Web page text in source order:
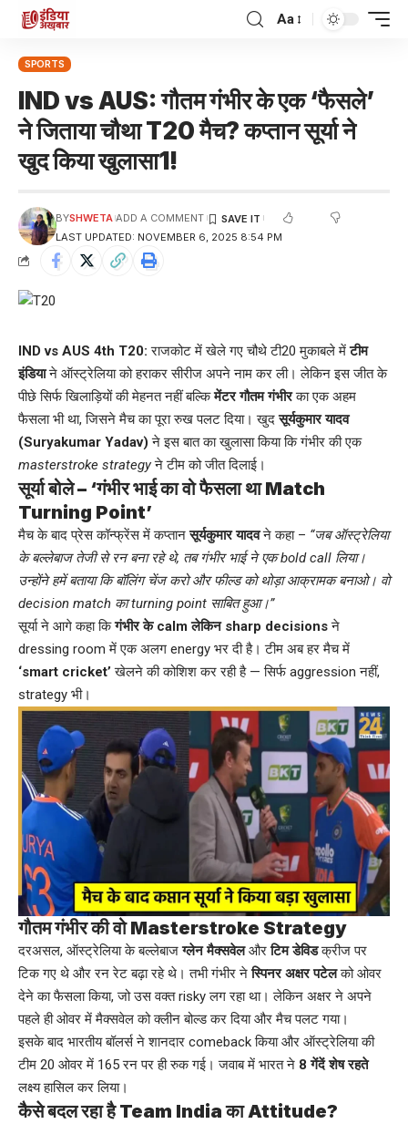
Aa
SPORTS
IND vs AUS: गौतम गंभीर के एक ‘फैसले’
ने जिताया चौथा T20 मैच? कप्तान सूर्या ने
खुद किया खुलासा1!
LAST UPDATED: NOVEMBER 6, 2025 8:54 PM
BYSHWETA ADD A COMMENT
IND vs AUS 4th T20: राजकोट में खेले गए चौथे टी20 मुकाबले मेंटीम
इंडियाने ऑस्ट्रेलिया को हराकर सीरीज अपने नाम कर ली। लेकिन इस जीत के
पीछे सिर्फ खिलाड़ियों की मेहनत नहीं बल्किमेंटर गौतम गंभीरका एक अहम
फैसला भी था, जिसने मैच का पूरा रुख पलट दिया। खुदसूर्यकुमार यादव
(Suryakumar Yadav) ने इस बात का खुलासा किया कि गंभीर की एक
masterstroke strategyने टीम को जीत दिलाई।
सूर्या बोले – ‘गंभीर भाई का वो फैसला था Match
Turning Point’
मैच के बाद प्रेस कॉन्फ्रेंस में कप्तानसूर्यकुमार यादवने कहा – “जब ऑस्ट्रेलिया
के बल्लेबाज तेजी से रन बना रहे थे, तब गंभीर भाई ने एक bold call लिया।
उन्होंने हमें बताया कि बॉलिंग चेंज करो और फील्ड को थोड़ा आक्रामक बनाओ। वो
decision match का turning point साबित हुआ।”
सूर्या ने आगे कहा किगंभीर के calm लेकिन sharp decisionsने
dressing room में एक अलग energy भर दी है। टीम अब हर मैच में
‘smart cricket’खेलने की कोशिश कर रही है — सिर्फ aggression नहीं,
strategy भी।
गौतम गंभीर की वो Masterstroke Strategy
दरअसल, ऑस्ट्रेलिया के बल्लेबाजग्लेन मैक्सवेलऔरटिम डेविडक्रीज पर
टिक गए थे और रन रेट बढ़ा रहे थे। तभी गंभीर नेस्पिनर अक्षर पटेलको ओवर
देने का फैसला किया, जो उस वक्त risky लग रहा था। लेकिन अक्षर ने अपने
पहले ही ओवर में मैक्सवेल को क्लीन बोल्ड कर दिया और मैच पलट गया।
इसके बाद भारतीय बॉलर्स ने शानदार comeback किया और ऑस्ट्रेलिया की
टीम 20 ओवर में 165 रन पर ही रुक गई। जवाब में भारत ने 8 गेंदें शेष रहते
लक्ष्य हासिल कर लिया।
कैसे बदल रहा है Team India का Attitude?